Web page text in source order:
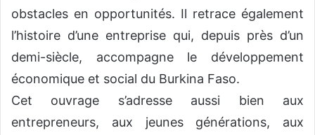
obstacles en opportunités. Il retrace également
l’histoire d’une entreprise qui, depuis près d’un
demi-siècle, accompagne le développement
économique et social du Burkina Faso.
Cet ouvrage s’adresse aussi bien aux
entrepreneurs, aux jeunes générations, aux